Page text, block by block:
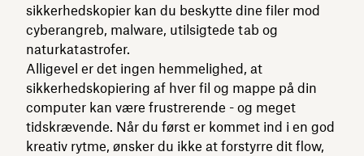
sikkerhedskopier kan du beskytte dine filer mod
cyberangreb, malware, utilsigtede tab og
naturkatastrofer.
Alligevel er det ingen hemmelighed, at
sikkerhedskopiering af hver fil og mappe på din
computer kan være frustrerende - og meget
tidskrævende. Når du først er kommet ind i en god
kreativ rytme, ønsker du ikke at forstyrre dit flow,